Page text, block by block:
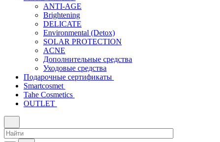
ANTI-AGE
Brightening
DELICATE
Environmental (Detox)
SOLAR PROTECTION
АCNE
Дополнительные средства
Уходовые средства
Подарочные сертификаты
Smartcosmet
Tahe Cosmetics
OUTLET